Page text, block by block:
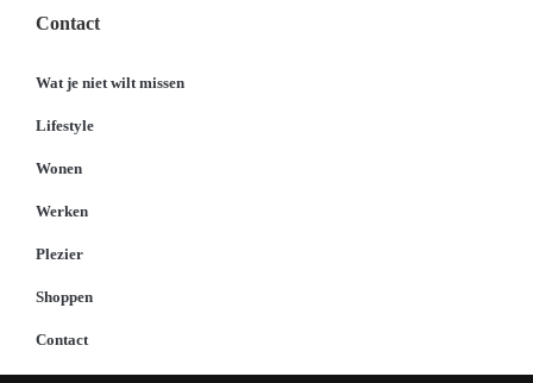
Contact
Wat je niet wilt missen
Lifestyle
Wonen
Werken
Plezier
Shoppen
Contact